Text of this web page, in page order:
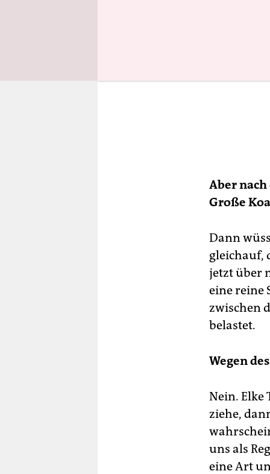
Aber
Große
Dann
gleichauf,
jetzt über
eine reine
zwischen
belastet.
Wegen
Nein. Elke
ziehe,
uns als
eine Art